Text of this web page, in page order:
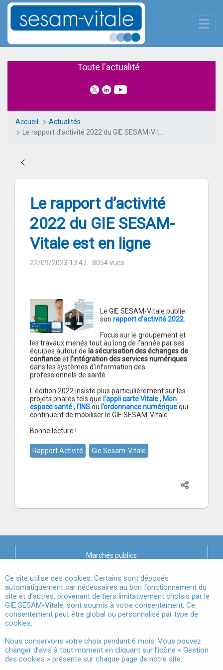
Saut au contenu principal
Le rapport d’activité 2022 du
Toute l'actualité
Accueil
Actualités
Le rapport d’activité 2022 du GIE SESAM-Vitale est en ligne
Le rapport d’activité
2022 du GIE SESAM-
Vitale est en ligne
22/09/2023 13:47 - 8054 vues
Le GIE SESAM-Vitale publie
sonrapport d’activité 2022.
Focus sur le groupement et
les travaux menés tout au long de l’année par ses
équipes autour de la sécurisation des échanges de
confianceet l’intégration des services numériques
dans les systèmes d’information des
professionnels de santé.
L'édition 2022 insiste plus particulièrement sur les
projets phares tels que l’appli carte Vitale, Mon
espace santé, l’INSou l’ordonnance numériquequi
continuent de mobiliser le GIE SESAM-Vitale.
Bonne lecture !
Rapport Activité Gie Sesam-Vitale
Marchés publics
Mentions légales
Conditions Générales d'Utilisation
Données à Caractère Personnel
Accessibilité
Gestion des cookies
Panneau de gestion des cookies
Ce site utilise des cookies. Certains sont déposés
automatiquement car nécessaires au bon fonctionnement du
site et d’autres, provenant de tiers limitativement choisis par le
GIE SESAM-Vitale, sont soumis à votre consentement. Ce
consentement peut être global ou personnalisé par type de
cookies.
Nous conservons votre choix pendant 6 mois. Vous pouvez
changer d’avis à tout moment en cliquant sur l’icône « Gestion
des cookies » présente sur chaque page de notre site.